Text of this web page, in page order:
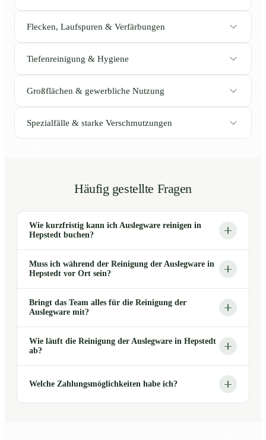
Flecken, Laufspuren & Verfärbungen
Tiefenreinigung & Hygiene
Großflächen & gewerbliche Nutzung
Spezialfälle & starke Verschmutzungen
Häufig gestellte Fragen
Wie kurzfristig kann ich Auslegware reinigen in
Hepstedt buchen?
Muss ich während der Reinigung der Auslegware in
Hepstedt vor Ort sein?
Bringt das Team alles für die Reinigung der
Auslegware mit?
Wie läuft die Reinigung der Auslegware in Hepstedt
ab?
Welche Zahlungsmöglichkeiten habe ich?